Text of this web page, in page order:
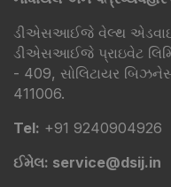
ડીએસઆઈજે વેલ્થ
ડીએસઆઈજે પ્રાઇવેટ
- 409, સોલિટાયર
411006.
Tel: +91 9240904926
ઈમેલ: service@dsij.in